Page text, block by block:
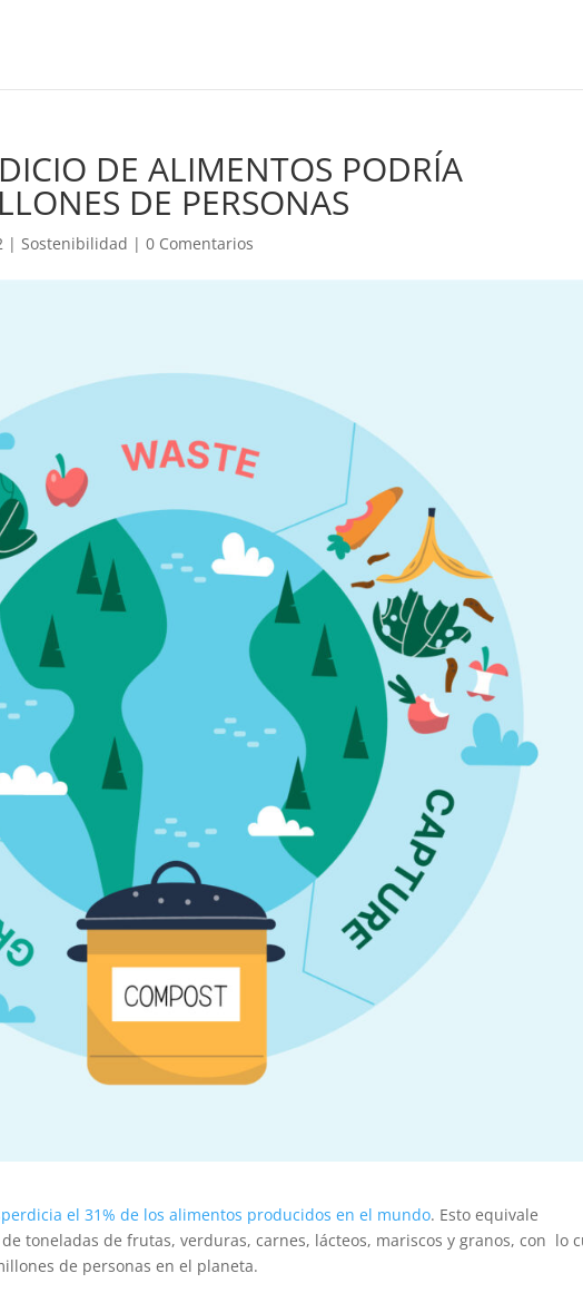
DE ALIMENTOS PODRÍA
DE PERSONAS
|Sostenibilidad |0 Comentarios
el 31% de los alimentos producidos en el mundo. Esto equivale
toneladas de frutas, verduras, carnes, lácteos, mariscos y granos, con lo
de personas en el planeta.